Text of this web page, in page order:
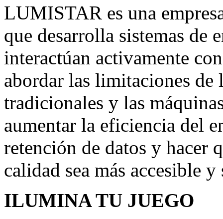
LUMISTAR es una
que desarrolla sistemas de
interactúan activamente
abordar las limitaciones de
tradicionales y las
aumentar la eficiencia del
retención de datos y hacer
calidad sea más accesible
ILUMINA TU JUEGO